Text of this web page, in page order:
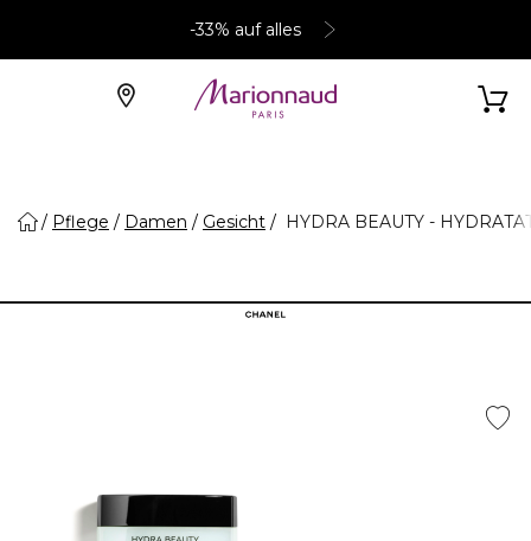
-33% auf alles
Pflege Damen Gesicht HYDRA BEAUTY -